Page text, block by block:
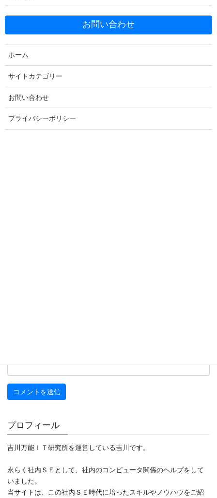
X
Copy
コメントを残す
メールアドレスが公開されることはありません。 ※が付いている
プロフィール
吉川万能ＩＴ研究所を運営している吉川です。
永らく社内ＳＥとして、社内のコンピュータ関係のヘルプをして
いました。
当サイトは、この社内ＳＥ時代に培ったスキルやノウハウをご紹
お問い合わせ
ホーム
サイトカテゴリー
お問い合わせ
プライバシーポリシー